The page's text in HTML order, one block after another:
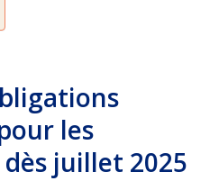
les
juillet 2025